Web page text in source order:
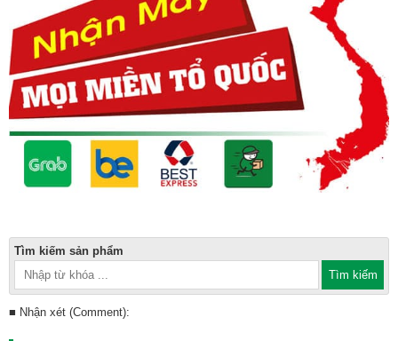
Tìm kiếm sản phẩm
■ Nhận xét (Comment):